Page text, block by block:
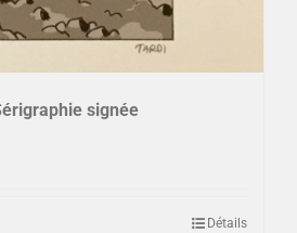
signée
Détails